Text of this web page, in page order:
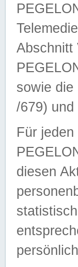
Abschnitt
sowie die
/679)
Für
diesen